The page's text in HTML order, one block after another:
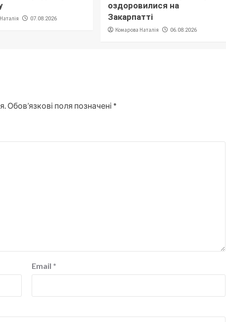
07.08.2026
оздоровилися на
Закарпатті
Комарова Наталія 06.08.2026
Обов’язкові поля позначені *
Email *